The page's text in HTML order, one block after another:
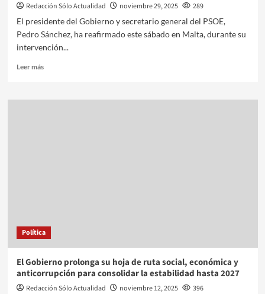
Redacción Sólo Actualidad noviembre 29, 2025
289
El presidente del Gobierno y secretario general del PSOE,
Pedro Sánchez, ha reafirmado este sábado en Malta, durante su
intervención...
Leer más
Política
El Gobierno prolonga su hoja de ruta social, económica y
anticorrupción para consolidar la estabilidad hasta 2027
Redacción Sólo Actualidad noviembre 12, 2025
396